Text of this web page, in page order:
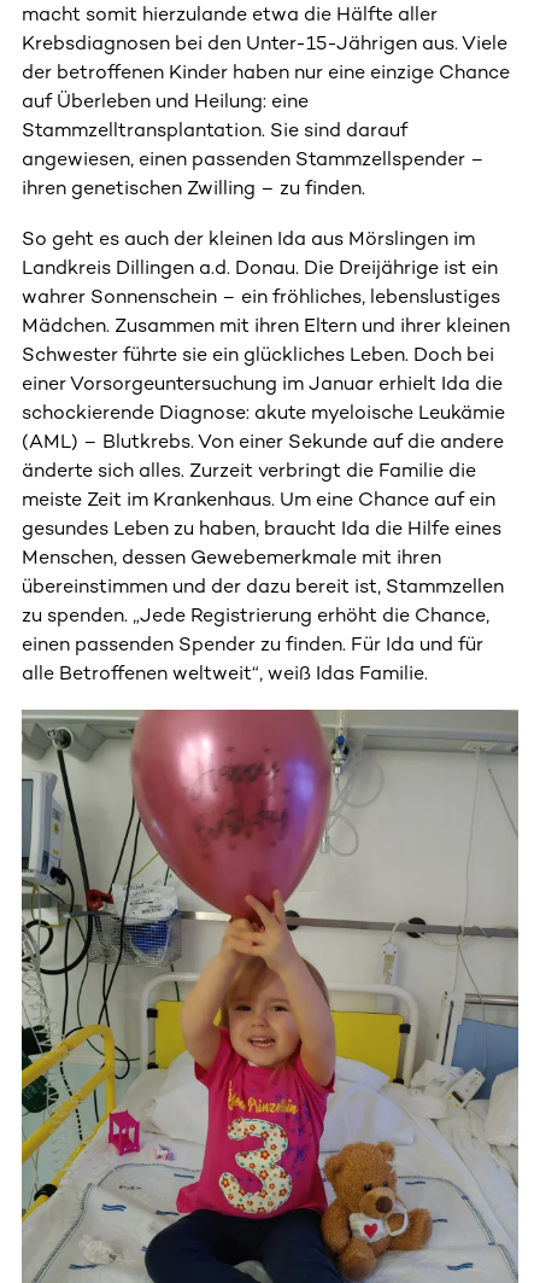
macht somit hierzulande etwa die Hälfte aller
Krebsdiagnosen bei den Unter-15-Jährigen aus. Viele
der betroffenen Kinder haben nur eine einzige Chance
auf Überleben und Heilung: eine
Stammzelltransplantation. Sie sind darauf
angewiesen, einen passenden Stammzellspender –
ihren genetischen Zwilling – zu finden.
So geht es auch der kleinen Ida aus Mörslingen im
Landkreis Dillingen a.d. Donau. Die Dreijährige ist ein
wahrer Sonnenschein – ein fröhliches, lebenslustiges
Mädchen. Zusammen mit ihren Eltern und ihrer kleinen
Schwester führte sie ein glückliches Leben. Doch bei
einer Vorsorgeuntersuchung im Januar erhielt Ida die
schockierende Diagnose: akute myeloische Leukämie
(AML) – Blutkrebs. Von einer Sekunde auf die andere
änderte sich alles. Zurzeit verbringt die Familie die
meiste Zeit im Krankenhaus. Um eine Chance auf ein
gesundes Leben zu haben, braucht Ida die Hilfe eines
Menschen, dessen Gewebemerkmale mit ihren
übereinstimmen und der dazu bereit ist, Stammzellen
zu spenden. „Jede Registrierung erhöht die Chance,
einen passenden Spender zu finden. Für Ida und für
alle Betroffenen weltweit“, weiß Idas Familie.